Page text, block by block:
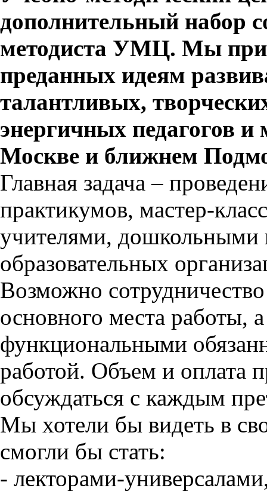
дополнительный набор
методиста УМЦ. Мы
преданных идеям
талантливых,
энергичных педагогов
Москве и ближнем
Главная задача –
практикумов, мастер-
учителями, дошкольными
образовательных
Возможно
основного места работы,
функциональными
работой. Объем и оплата
обсуждаться с каждым
Мы хотели бы видеть в
смогли бы стать:
- лекторами-